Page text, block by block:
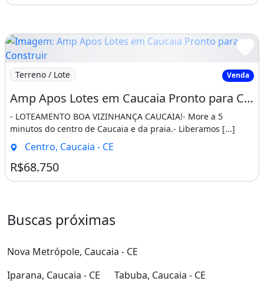
Imagem: Amp Apos Lotes em Caucaia Pronto para
Terreno / Lote Venda
Amp Apos Lotes em Caucaia Pronto para Construir Pertinho do Centro e da Praia. Hebreus
- LOTEAMENTO BOA VIZINHANÇA CAUCAIA!- More a 5
minutos do centro de Caucaia e da praia.- Liberamos [...]
Centro, Caucaia - CE
R$68.750
Buscas próximas
Nova Metrópole, Caucaia - CE
Iparana, Caucaia - CE
Tabuba, Caucaia - CE